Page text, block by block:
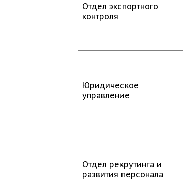
Отдел экспортного
контроля
Юридическое
управление
Отдел рекрутинга и
развития персонала